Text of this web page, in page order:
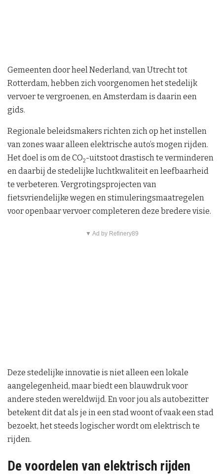
Gemeenten door heel Nederland, van Utrecht tot
Rotterdam, hebben zich voorgenomen het stedelijk
vervoer te vergroenen, en Amsterdam is daarin een
gids.
Regionale beleidsmakers richten zich op het instellen
van zones waar alleen elektrische auto’s mogen rijden.
Het doel is om de CO2-uitstoot drastisch te verminderen
en daarbij de stedelijke luchtkwaliteit en leefbaarheid
te verbeteren. Vergrotingsprojecten van
fietsvriendelijke wegen en stimuleringsmaatregelen
voor openbaar vervoer completeren deze bredere visie.
▼ Ad by Refinery89
Deze stedelijke innovatie is niet alleen een lokale
aangelegenheid, maar biedt een blauwdruk voor
andere steden wereldwijd. En voor jou als autobezitter
betekent dit dat als je in een stad woont of vaak een stad
bezoekt, het steeds logischer wordt om elektrisch te
rijden.
De voordelen van elektrisch rijden